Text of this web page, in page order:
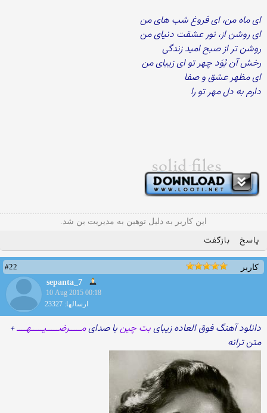
ای ماه من، ای فروغ شب های من
ای روشن از، نور عشقت دنیای من
روشن تر از صبح امید زندگی
رخش آن بُوَد چهر تو ای زیبای من
ای مظهر عشق و صفا
دارم به دل مهر تو را
این کاربر به دلیل توهین به مدیریت بن شد.
پاسخ بازگفت
کاربر
#22
sepanta_7
10 Aug 2015 00:18
ارسالها: 23327
دانلود آهنگ فوق العاده زیبایبت چینبا صدایمـــــرضـــــیـــــهــــ+
متن ترانه